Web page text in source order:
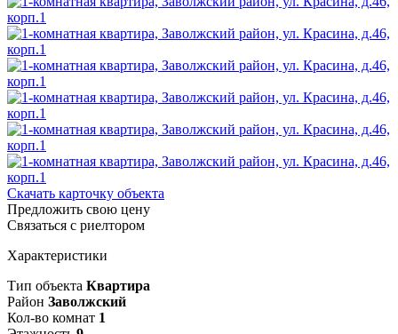
Скачать карточку объекта
Предложить свою цену
Связаться с риелтором
Характеристики
Тип объекта Квартира
Район Заволжский
Кол-во комнат 1